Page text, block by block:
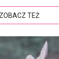
ZOBACZ TEŻ